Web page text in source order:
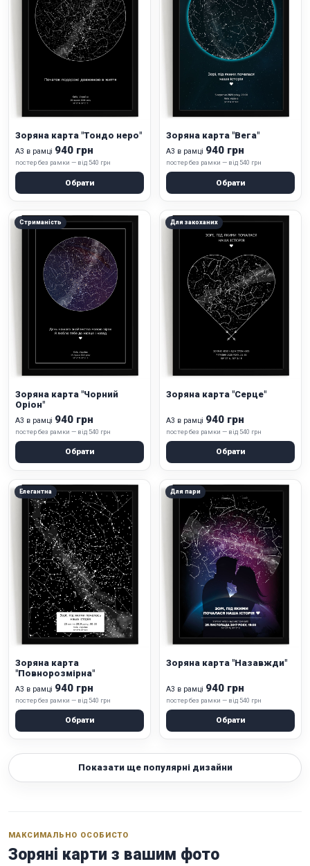
Зоряна карта "Тондо неро"
А3 в рамці 940 грн
постер без рамки — від 540 грн
Обрати
Зоряна карта "Вега"
А3 в рамці 940 грн
постер без рамки — від 540 грн
Обрати
Стриманість
Зоряна карта "Чорний
Оріон"
А3 в рамці 940 грн
постер без рамки — від 540 грн
Обрати
Для закоханих
Зоряна карта "Серце"
А3 в рамці 940 грн
постер без рамки — від 540 грн
Обрати
Елегантна
Зоряна карта
"Повнорозмірна"
А3 в рамці 940 грн
постер без рамки — від 540 грн
Обрати
Для пари
Зоряна карта "Назавжди"
А3 в рамці 940 грн
постер без рамки — від 540 грн
Обрати
Показати ще популярні дизайни
МАКСИМАЛЬНО ОСОБИСТО
Зоряні карти з вашим фото